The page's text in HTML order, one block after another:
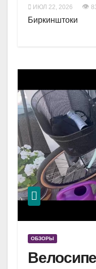
ИЮЛ 22, 2026 👁
Биркинштоки
ОБЗОРЫ